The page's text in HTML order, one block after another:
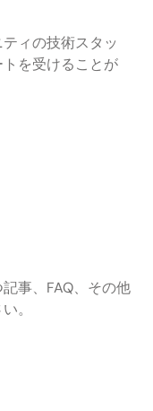
ィの技術スタッ
を受けることが
事、FAQ、その他
。